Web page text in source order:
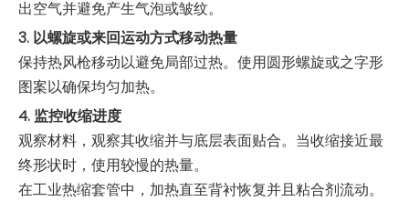
出空气并避免产生气泡或皱纹。
3. 以螺旋或来回运动方式移动热量
保持热风枪移动以避免局部过热。使用圆形螺旋或之字形
图案以确保均匀加热。
4. 监控收缩进度
观察材料，观察其收缩并与底层表面贴合。当收缩接近最
终形状时，使用较慢的热量。
在工业热缩套管中，加热直至背衬恢复并且粘合剂流动。